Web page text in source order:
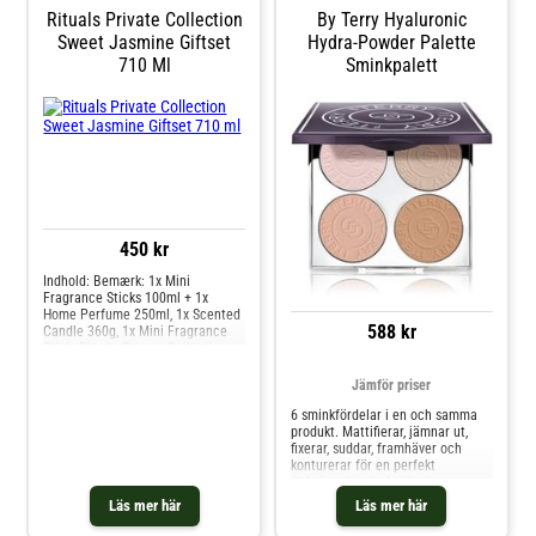
någon du tycker om!
puderformlerna har utformats för
att enkelt kunna blandas och
mixas, så att du kan gå från subtilt
till highlightigt med bara en
Rituals Private Collection
Sweet Jasmine Giftset
710 Ml
450 kr
Läs mer här
Indhold: Bemærk: 1x Mini
Fragrance Sticks 100ml + 1x
Home Perfume 250ml, 1x Scented
Candle 360g, 1x Mini Fragrance
By Terry Hyaluronic
Hydra-Powder Palette
Sminkpalett
588 kr
Läs mer här
Jämför priser
6 sminkfördelar i en och samma
produkt. Mattifierar, jämnar ut,
fixerar, suddar, framhäver och
konturerar för en perfekt
matta puder. Skir, byggbar
täckning. Finns i 2 harmonierFair-
Medium och Medium-Dark.